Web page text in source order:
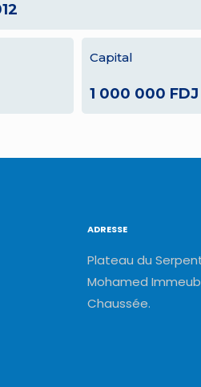
Capital
1 000 000 FDJ
ADRESSE
Plateau du
Mohamed
Chaussée.